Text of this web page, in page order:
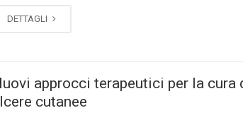
DETTAGLI
approcci terapeutici per la cura
cutanee